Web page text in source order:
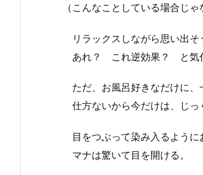
（こんなことしている場合じ
リラックスしながら思い出そ
あれ？ これ逆効果？ と気付
ただ、お風呂好きなだけに、
仕方ないから今だけは、じっ
目をつぶって染み入るように
マナは驚いて目を開ける。